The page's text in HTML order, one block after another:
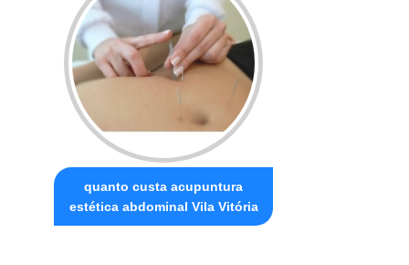
quanto custa acupuntura
estética abdominal Vila Vitória